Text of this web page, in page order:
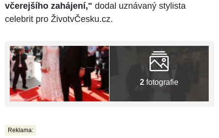
včerejšího zahájení," dodal uznávaný stylista
celebrit pro ŽivotvČesku.cz.
2 fotografie
Reklama: